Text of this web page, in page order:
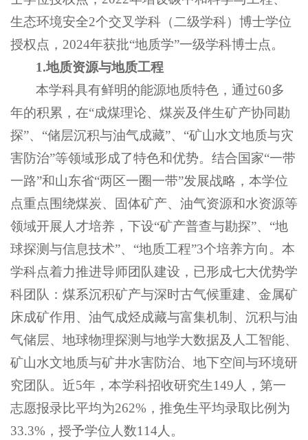
生态环境安全2个交叉学科（二级学科）博士学位
授权点，2024年获批“地质学”一级学科博士点。
1.地质资源与地质工程
本学科具有鲜明的能源地质特色，通过60多
年的积累，在“成煤理论、煤炭及伴生矿产协同勘
探”、“储层沉积与油气成藏”、“矿山水文地质与灾
害防治”等领域形成了特色和优势。结合国家“一带
一路”和山东省“两区一圈一带”发展战略，本学位
点重点围绕煤炭、固体矿产、油气资源和水资源等
领域开展人才培养，下设“矿产普查与勘探”、“地
球探测与信息技术”、“地质工程”3个培养方向。本
学科点着力推进导师团队建设，已形成七大优势学
科团队：煤系沉积矿产与深时古气候重建、金属矿
床成矿作用、油气成烃成藏与富集机制、沉积与油
气储层、地球物理探测与地学大数据及人工智能、
矿山水文地质与矿井水害防治、地下空间与环境研
究团队。近5年，本学科招收研究生149人，第一
志愿报录比平均为262%，推免生平均录取比例为
33.3%，授予学位人数114人。